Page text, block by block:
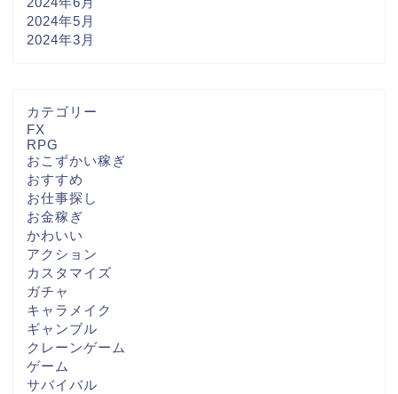
2024年5月
2024年3月
カテゴリー
FX
RPG
おこずかい稼ぎ
おすすめ
お仕事探し
お金稼ぎ
かわいい
アクション
カスタマイズ
ガチャ
キャラメイク
ギャンブル
クレーンゲーム
ゲーム
サバイバル